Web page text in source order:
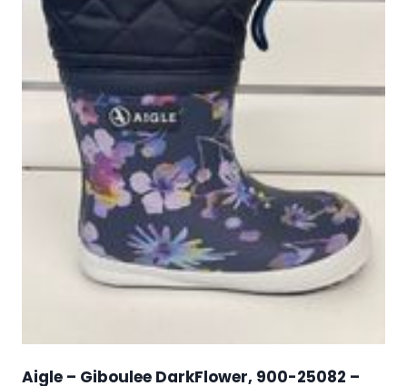
Aigle – Giboulee DarkFlower, 900-25082 –